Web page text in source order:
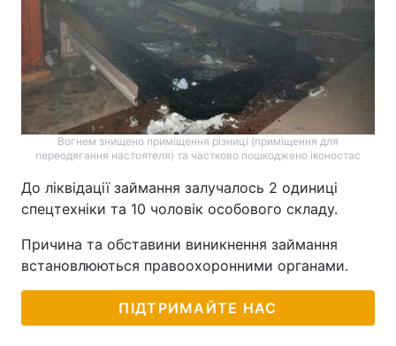
Тема оформлення
Вогнем знищено приміщення різниці (приміщення для
переодягання настоятеля) та частково пошкоджено іконостас
До ліквідації займання залучалось 2 одиниці
спецтехніки та 10 чоловік особового складу.
Причина та обставини виникнення займання
встановлюються правоохоронними органами.
ПІДТРИМАЙТЕ НАС